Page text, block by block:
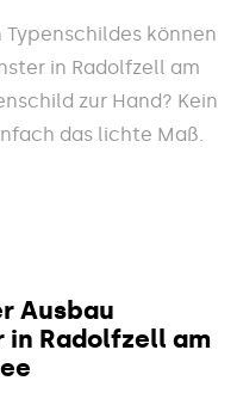
können
in Radolfzell am
zur Hand? Kein
das lichte Maß.
Ausbau
Radolfzell am